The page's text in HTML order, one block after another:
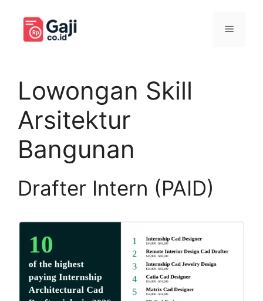
Menu
Lowongan Skill
Arsitektur
Bangunan
Drafter Intern (PAID)